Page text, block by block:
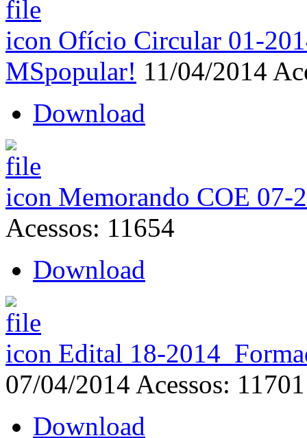
Ofício Circular 01-
MSpopular! 11/04/2014
Download
Memorando COE 07-
Acessos: 11654
Download
Edital 18-
07/04/2014 Acessos: 11701
Download